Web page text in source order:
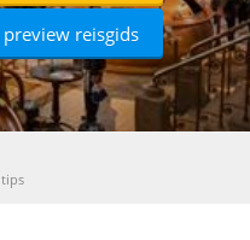
reisgids